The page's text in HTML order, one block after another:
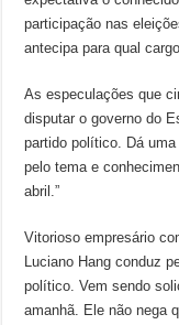
participação nas
antecipa para qual
As especulações que
disputar o governo do
partido político. Dá
pelo tema e
abril.”
Vitorioso empresário
Luciano Hang conduz
político. Vem sendo
amanhã. Ele não nega